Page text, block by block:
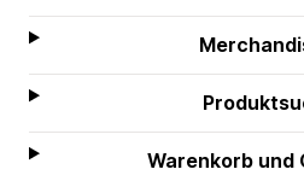
Warenkorb und